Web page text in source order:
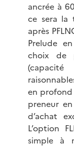
ancrée à
ce sera la
après
Prelude
choix de
en
preneur en
d’achat
L’option
simple à